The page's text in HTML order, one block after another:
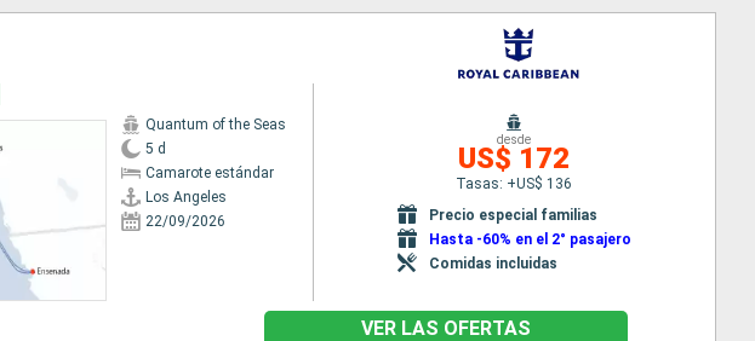
Quantum of the Seas
5 d
Camarote estándar
Los Angeles
22/09/2026
desde
US$ 172
Tasas: +US$ 136
Precio especial familias
Hasta -60% en el 2° pasajero
Comidas incluidas
VER LAS OFERTAS